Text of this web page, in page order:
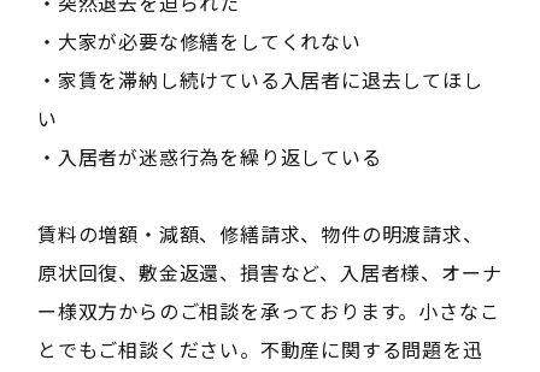
・大家が必要な修繕をしてくれない
・家賃を滞納し続けている入居者に退去してほし
い
・入居者が迷惑行為を繰り返している
賃料の増額・減額、修繕請求、物件の明渡請求、
原状回復、敷金返還、損害など、入居者様、オーナ
ー様双方からのご相談を承っております。小さなこ
とでもご相談ください。不動産に関する問題を迅